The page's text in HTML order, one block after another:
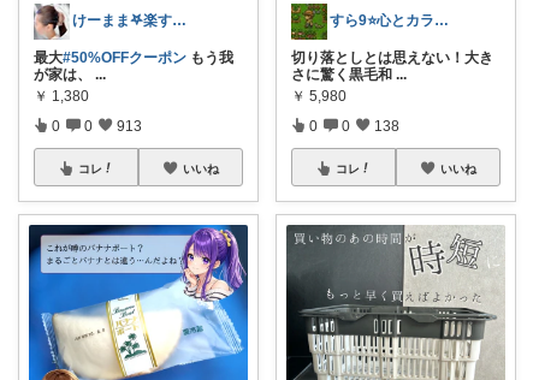
けーまま𖤐楽する家づくり☀︎*.｡
最大#50%OFFクーポン もう我
が家は、
...
￥ 1,380
0 0 913
コレ いいね
すら9⭐️心とカラダを満たす美味しいもの
切り落としとは思えない！大き
さに驚く黒毛和 ...
￥ 5,980
0 0 138
コレ いいね